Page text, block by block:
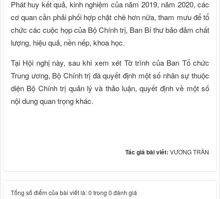
Phát huy kết quả, kinh nghiệm của năm 2019, năm 2020, các
cơ quan cần phải phối hợp chặt chẽ hơn nữa, tham mưu để tổ
chức các cuộc họp của Bộ Chính trị, Ban Bí thư bảo đảm chất
lượng, hiệu quả, nền nếp, khoa học.
Tại Hội nghị này, sau khi xem xét Tờ trình của Ban Tổ chức
Trung ương, Bộ Chính trị đã quyết định một số nhân sự thuộc
diện Bộ Chính trị quản lý và thảo luận, quyết định về một số
nội dung quan trọng khác.
Tác giả bài viết: VƯƠNG TRẦN
Tổng số điểm của bài viết là: 0 trong 0 đánh giá